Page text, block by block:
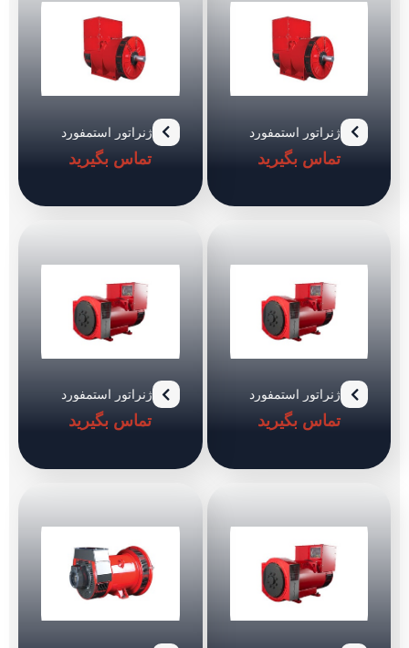
ژنراتور استمفورد
مدل PI734F
تماس بگیرید
ژنراتور استمفورد
مدل PI734G
تماس بگیرید
ژنراتور استمفورد
مدل S4L1D-C
تماس بگیرید
ژنراتور استمفورد
مدل S4L1D-D
تماس بگیرید